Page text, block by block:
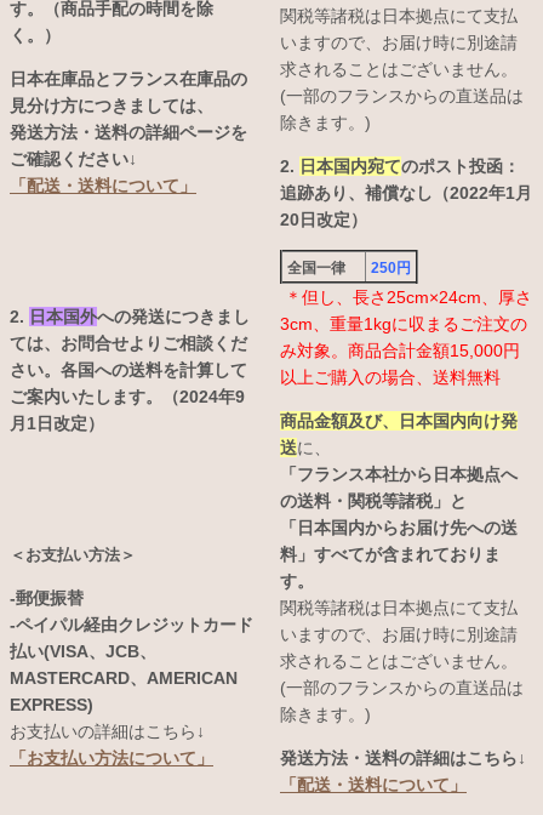
す。（商品手配の時間を除
く。）
日本在庫品とフランス在庫品の
見分け方につきましては、
発送方法・送料の詳細ページを
ご確認ください↓
「配送・送料について」
2. 日本国外への発送につきまし
ては、お問合せよりご相談くだ
さい。各国への送料を計算して
ご案内いたします。（2024年9
月1日改定）
＜お支払い方法＞
-郵便振替
-ペイパル経由クレジットカード
払い(VISA、JCB、
MASTERCARD、AMERICAN
EXPRESS)
お支払いの詳細はこちら↓
「お支払い方法について」
関税等諸税は日本拠点にて支払
いますので、お届け時に別途請
求されることはございません。
(一部のフランスからの直送品は
除きます。)
2. 日本国内宛てのポスト投函：
追跡あり、補償なし（2022年1月
20日改定）
全国一律 250円
＊但し、長さ25cm×24cm、厚さ
3cm、重量1kgに収まるご注文の
み対象。商品合計金額15,000円
以上ご購入の場合、送料無料
商品金額及び、日本国内向け発
送に、
「フランス本社から日本拠点へ
の送料・関税等諸税」と
「日本国内からお届け先への送
料」すべてが含まれておりま
す。
関税等諸税は日本拠点にて支払
いますので、お届け時に別途請
求されることはございません。
(一部のフランスからの直送品は
除きます。)
発送方法・送料の詳細はこちら↓
「配送・送料について」